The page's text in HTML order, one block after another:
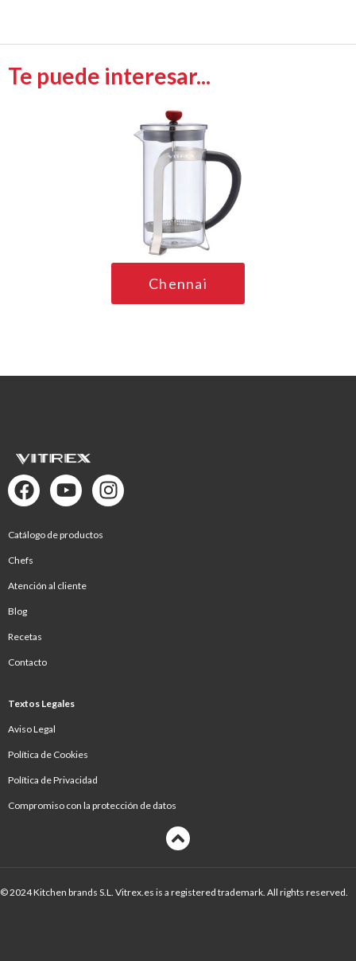
Te puede interesar...
Chennai
Catálogo de productos
Chefs
Atención al cliente
Blog
Recetas
Contacto
Textos Legales
Aviso Legal
Política de Cookies
Política de Privacidad
Compromiso con la protección de datos
© 2024 Kitchen brands S.L. Vitrex.es is a registered trademark. All rights reserved.